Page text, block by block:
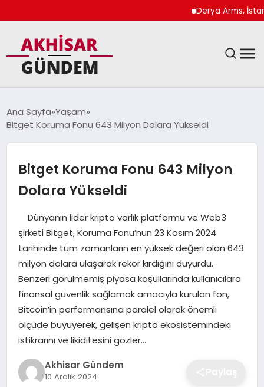
Derya Arms, İstanbul
DÜNYA
EKONOMI
SPOR
TEKNOLOJI
YAŞAM
Ana Sayfa Yaşam
Bitget Koruma Fonu 643 Milyon Dolara Yükseldi
Bitget Koruma Fonu 643 Milyon
Dolara Yükseldi
Dünyanın lider kripto varlık platformu ve Web3
şirketi Bitget, Koruma Fonu’nun 23 Kasım 2024
tarihinde tüm zamanların en yüksek değeri olan 643
milyon dolara ulaşarak rekor kırdığını duyurdu.
Benzeri görülmemiş piyasa koşullarında kullanıcılara
finansal güvenlik sağlamak amacıyla kurulan fon,
Bitcoin’in performansına paralel olarak önemli
ölçüde büyüyerek, gelişen kripto ekosistemindeki
istikrarını ve likiditesini gözler…
Akhisar Gündem
10 Aralık 2024